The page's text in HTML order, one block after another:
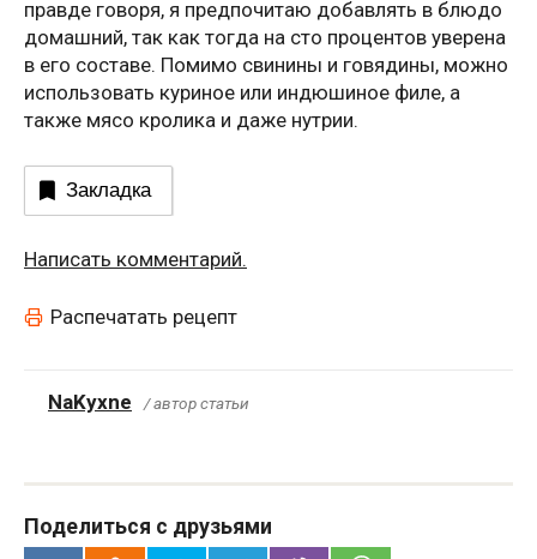
правде говоря, я предпочитаю добавлять в блюдо
домашний, так как тогда на сто процентов уверена
в его составе. Помимо свинины и говядины, можно
использовать куриное или индюшиное филе, а
также мясо кролика и даже нутрии.
Закладка
Написать комментарий.
Распечатать рецепт
NaKyxne / автор статьи
Поделиться с друзьями